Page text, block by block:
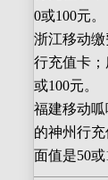
0或100元。
浙江移动
行充值卡
或100元。
福建移动
的神州行充
面值是50或